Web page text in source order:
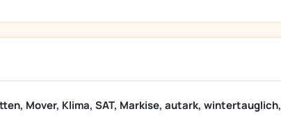
Mover, Klima, SAT, Markise, autark, wintertauglich,